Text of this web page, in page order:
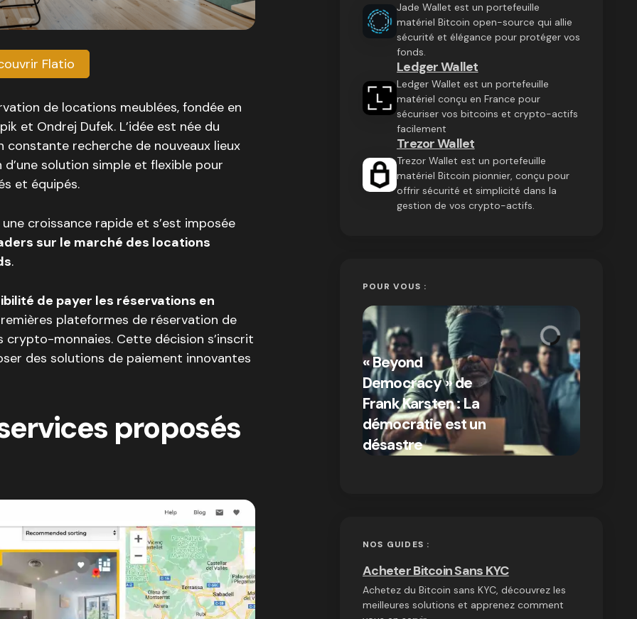
Flatio
de locations meublées, fondée en
et Ondrej Dufek. L’idée est née du
recherche de nouveaux lieux
solution simple et flexible pour
et équipés.
croissance rapide et s’est imposée
sur le marché des locations
.
de payer les réservations en
plateformes de réservation de
monnaies. Cette décision s’inscrit
des solutions de paiement innovantes
proposés
Jade Wallet est un portefeuille
matériel Bitcoin open-source qui allie
sécurité et élégance pour protéger vos
fonds.
Ledger Wallet
Ledger Wallet est un portefeuille
matériel conçu en France pour
sécuriser vos bitcoins et crypto-actifs
facilement
Trezor Wallet
Trezor Wallet est un portefeuille
matériel Bitcoin pionnier, conçu pour
offrir sécurité et simplicité dans la
gestion de vos crypto-actifs.
POUR VOUS :
« Beyond
Democracy » de
Frank Karsten : La
démocratie est un
désastre
on 03/10/2024
NOS GUIDES :
Acheter Bitcoin Sans KYC
Achetez du Bitcoin sans KYC, découvrez les
meilleures solutions et apprenez comment